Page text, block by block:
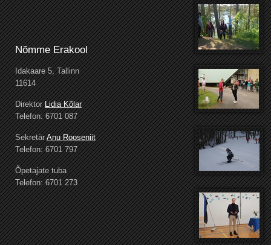
Nõmme Erakool
Idakaare 5, Tallinn
11614
DirektorLidia Kõlar
Telefon: 6701 087
SekretärAnu Rooseniit
Telefon: 6701 797
Õpetajate tuba
Telefon: 6701 273